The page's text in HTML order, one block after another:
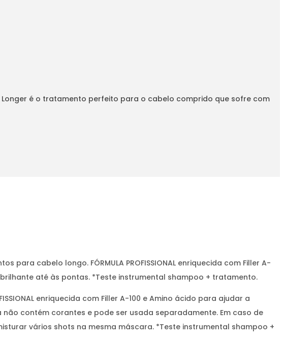
Longer é o tratamento perfeito para o cabelo comprido que sofre com
para cabelo longo. FÓRMULA PROFISSIONAL enriquecida com Filler A-
até às pontas. *Teste instrumental shampoo + tratamento.
enriquecida com Filler A-100 e Amino ácido para ajudar a
contém corantes e pode ser usada separadamente. Em caso de
misturar vários shots na mesma máscara. *Teste instrumental shampoo +